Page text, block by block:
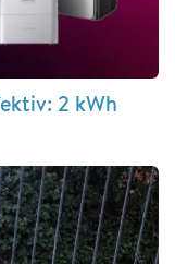
2 kWh